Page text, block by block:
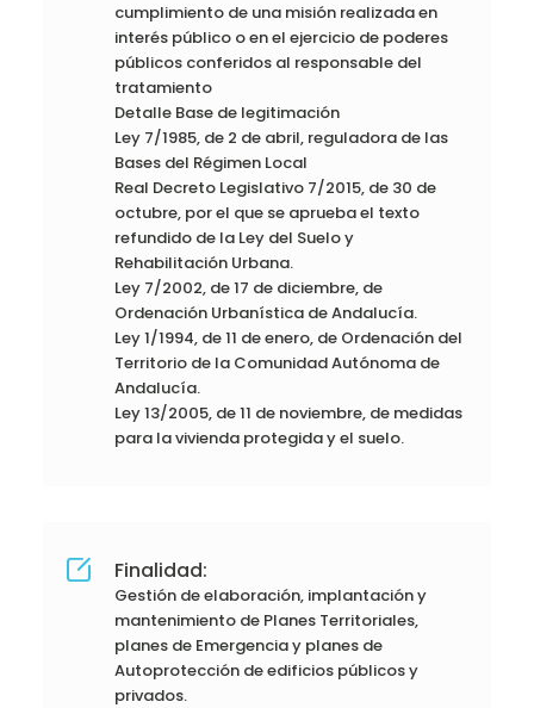
cumplimiento de una misión realizada en
interés público o en el ejercicio de poderes
públicos conferidos al responsable del
tratamiento
Detalle Base de legitimación
Ley 7/1985, de 2 de abril, reguladora de las
Bases del Régimen Local
Real Decreto Legislativo 7/2015, de 30 de
octubre, por el que se aprueba el texto
refundido de la Ley del Suelo y
Rehabilitación Urbana.
Ley 7/2002, de 17 de diciembre, de
Ordenación Urbanística de Andalucía.
Ley 1/1994, de 11 de enero, de Ordenación del
Territorio de la Comunidad Autónoma de
Andalucía.
Ley 13/2005, de 11 de noviembre, de medidas
para la vivienda protegida y el suelo.
Finalidad:
Gestión de elaboración, implantación y
mantenimiento de Planes Territoriales,
planes de Emergencia y planes de
Autoprotección de edificios públicos y
privados.